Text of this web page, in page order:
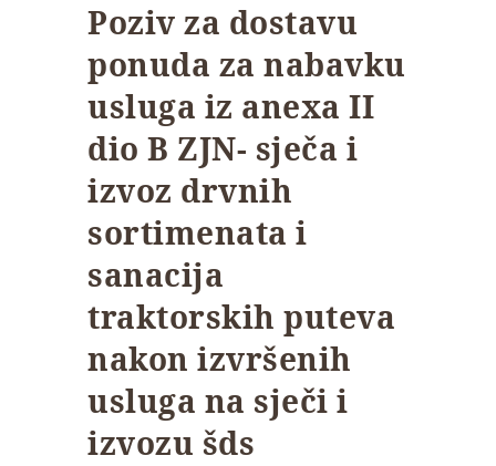
Poziv za dostavu
ponuda za nabavku
usluga iz anexa II
dio B ZJN- sječa i
izvoz drvnih
sortimenata i
sanacija
traktorskih puteva
nakon izvršenih
usluga na sječi i
izvozu šds